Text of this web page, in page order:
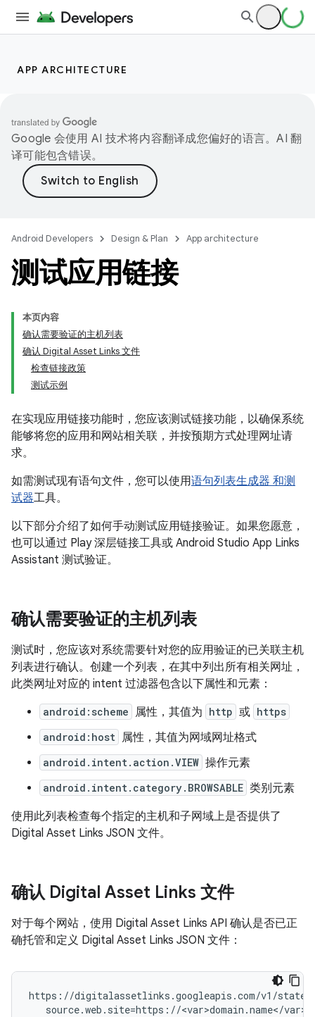
APP ARCHITECTURE
Google 会使用 AI 技术将内容翻译成您偏好的语言。AI 翻
译可能包含错误。
Android Developers Design & Plan App architecture
测试应用链接
本页内容
确认需要验证的主机列表
确认 Digital Asset Links 文件
检查链接政策
测试示例
在实现应用链接功能时，您应该测试链接功能，以确保系统
能够将您的应用和网站相关联，并按预期方式处理网址请
求。
如需测试现有语句文件，您可以使用语句列表生成器 和测
试器工具。
以下部分介绍了如何手动测试应用链接验证。如果您愿意，
也可以通过 Play 深层链接工具或 Android Studio App Links
Assistant 测试验证。
确认需要验证的主机列表
测试时，您应该对系统需要针对您的应用验证的已关联主机
列表进行确认。创建一个列表，在其中列出所有相关网址，
此类网址对应的 intent 过滤器包含以下属性和元素：
android:scheme 属性，其值为 http 或 https
android:host 属性，其值为网域网址格式
android.intent.action.VIEW 操作元素
android.intent.category.BROWSABLE 类别元素
使用此列表检查每个指定的主机和子网域上是否提供了
Digital Asset Links JSON 文件。
确认 Digital Asset Links 文件
对于每个网站，使用 Digital Asset Links API 确认是否已正
确托管和定义 Digital Asset Links JSON 文件：
https://digitalassetlinks.googleapis.com/v1/
source.web.site=https://<var>domain.name</